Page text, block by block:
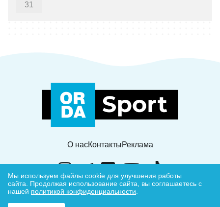
31
О насКонтактыРеклама
Мы используем файлы cookie для улучшения работы
сайта. Продолжая использование сайта, вы соглашаетесь с
нашей политикой конфиденциальности